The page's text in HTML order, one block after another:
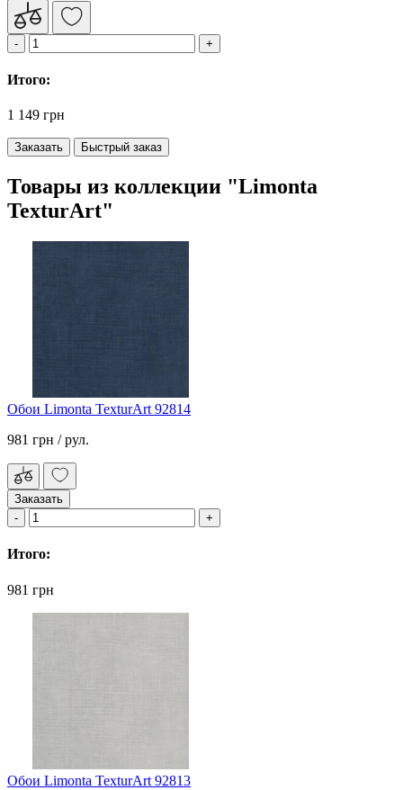
Итого:
1 149 грн
Заказать Быстрый заказ
Товары из коллекции "Limonta
TexturArt"
Обои Limonta TexturArt 92814
981 грн / рул.
Заказать
Итого:
981 грн
Обои Limonta TexturArt 92813